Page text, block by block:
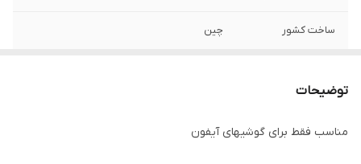
ساخت کشور چین
توضیحات
مناسب فقط برای گوشیهای آیفون